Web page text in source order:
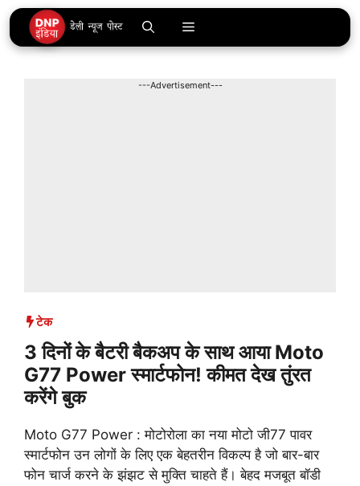
Skip
to
content
Menu
---Advertisement---
टेक
3 दिनों के बैटरी बैकअप के साथ आया Moto
G77 Power स्मार्टफोन! कीमत देख तुंरत
करेंगे बुक
Moto G77 Power : मोटोरोला का नया मोटो जी77 पावर
स्मार्टफोन उन लोगों के लिए एक बेहतरीन विकल्प है जो बार-बार
फोन चार्ज करने के झंझट से मुक्ति चाहते हैं। बेहद मजबूत बॉडी